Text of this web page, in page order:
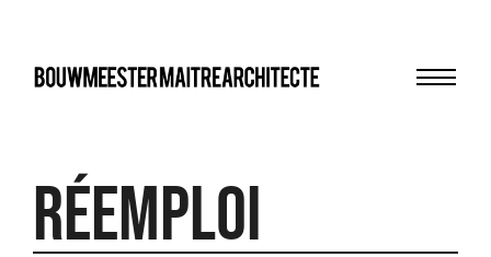
bma
Réemploi